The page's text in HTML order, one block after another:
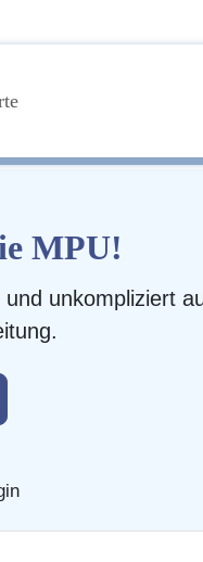
MPU!
unkompliziert